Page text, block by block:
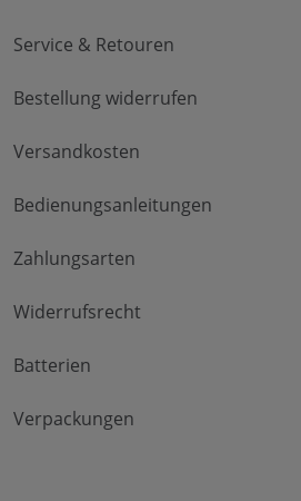
Service & Retouren
Bestellung widerrufen
Versandkosten
Bedienungsanleitungen
Zahlungsarten
Widerrufsrecht
Batterien
Verpackungen